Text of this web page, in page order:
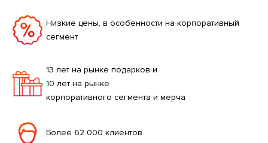
Низкие цены, в особенности на корпоративный
сегмент
13 лет на рынке подарков и
10 лет на рынке
корпоративного сегмента и мерча
Более 62 000 клиентов